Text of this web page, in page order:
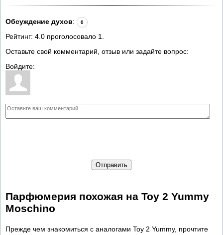
Обсуждение духов: 0
Рейтинг: 4.0 проголосовало 1
Оставьте свой комментарий, отзыв или задайте вопрос:
Войдите:
Отправить
Парфюмерия похожая на Toy 2 Yummy
Moschino
Прежде чем знакомиться с аналогами Toy 2 Yummy, прочтите